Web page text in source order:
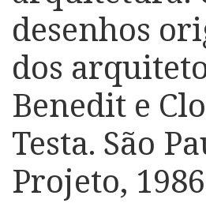
desenhos
dos
Benedit e
Testa. São
Projeto,